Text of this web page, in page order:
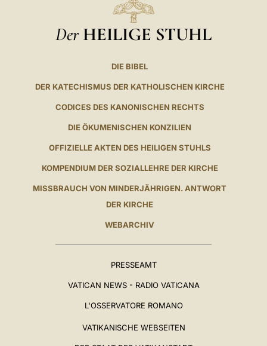
Der HEILIGE STUHL
DIE BIBEL
DER KATECHISMUS DER KATHOLISCHEN KIRCHE
CODICES DES KANONISCHEN RECHTS
DIE ÖKUMENISCHEN KONZILIEN
OFFIZIELLE AKTEN DES HEILIGEN STUHLS
KOMPENDIUM DER SOZIALLEHRE DER KIRCHE
MISSBRAUCH VON MINDERJÄHRIGEN. ANTWORT
DER KIRCHE
WEBARCHIV
PRESSEAMT
VATICAN NEWS - RADIO VATICANA
L'OSSERVATORE ROMANO
VATIKANISCHE WEBSEITEN